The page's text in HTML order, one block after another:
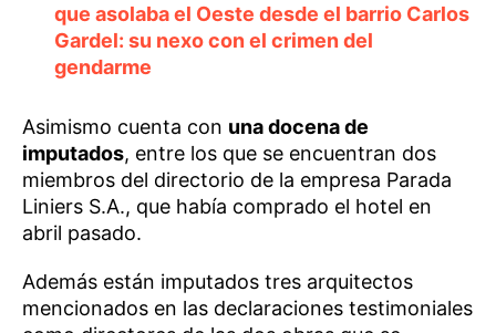
que asolaba el Oeste desde el barrio Carlos
Gardel: su nexo con el crimen del
gendarme
Asimismo cuenta con una docena de
imputados, entre los que se encuentran dos
miembros del directorio de la empresa Parada
Liniers S.A., que había comprado el hotel en
abril pasado.
Además están imputados tres arquitectos
mencionados en las declaraciones testimoniales